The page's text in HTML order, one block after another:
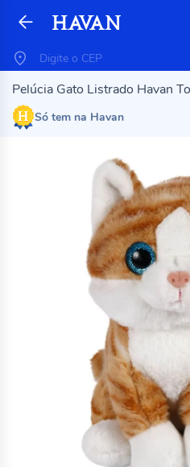
Pelúcia Gato Listrado Havan
Só tem na Havan